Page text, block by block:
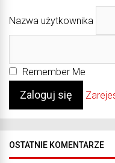
Nazwa użytkownika
Remember Me
OSTATNIE KOMENTARZE